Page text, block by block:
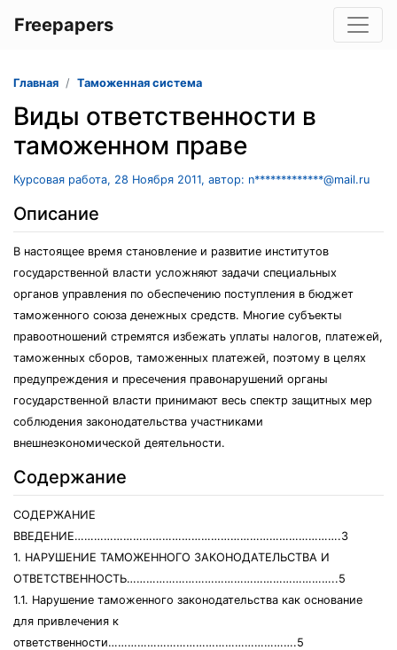
Freepapers
Главная Таможенная система
Виды ответственности в
таможенном праве
Курсовая работа, 28 Ноября 2011, автор: n*************@mail.ru
Описание
В настоящее время становление и развитие институтов
государственной власти усложняют задачи специальных
органов управления по обеспечению поступления в бюджет
таможенного союза денежных средств. Многие субъекты
правоотношений стремятся избежать уплаты налогов, платежей,
таможенных сборов, таможенных платежей, поэтому в целях
предупреждения и пресечения правонарушений органы
государственной власти принимают весь спектр защитных мер
соблюдения законодательства участниками
внешнеэкономической деятельности.
Содержание
СОДЕРЖАНИЕ
ВВЕДЕНИЕ……………………………………………………………………….3
1. НАРУШЕНИЕ ТАМОЖЕННОГО ЗАКОНОДАТЕЛЬСТВА И
ОТВЕТСТВЕННОСТЬ………………………………………………………..5
1.1. Нарушение таможенного законодательства как основание
для привлечения к
ответственности………………………………………………….5